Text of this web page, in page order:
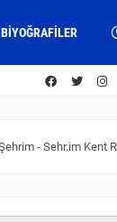
BIYOĞRAFILER